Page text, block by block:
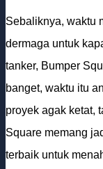
Sebaliknya, waktu
dermaga untuk
tanker, Bumper
banget, waktu itu
proyek agak ketat,
Square memang
terbaik untuk